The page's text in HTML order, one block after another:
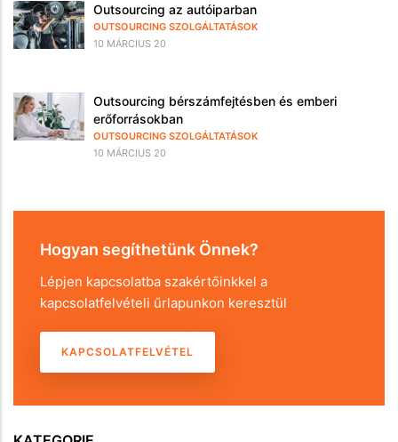
Outsourcing az autóiparban
OUTSOURCING SZOLGÁLTATÁSOK
10 MÁRCIUS 20
Outsourcing bérszámfejtésben és emberi
erőforrásokban
OUTSOURCING SZOLGÁLTATÁSOK
10 MÁRCIUS 20
Hogyan segíthetünk Önnek?
Lépjen kapcsolatba szakértőinkkel a
kapcsolatfelvételi űrlapunkon keresztül
KAPCSOLATFELVÉTEL